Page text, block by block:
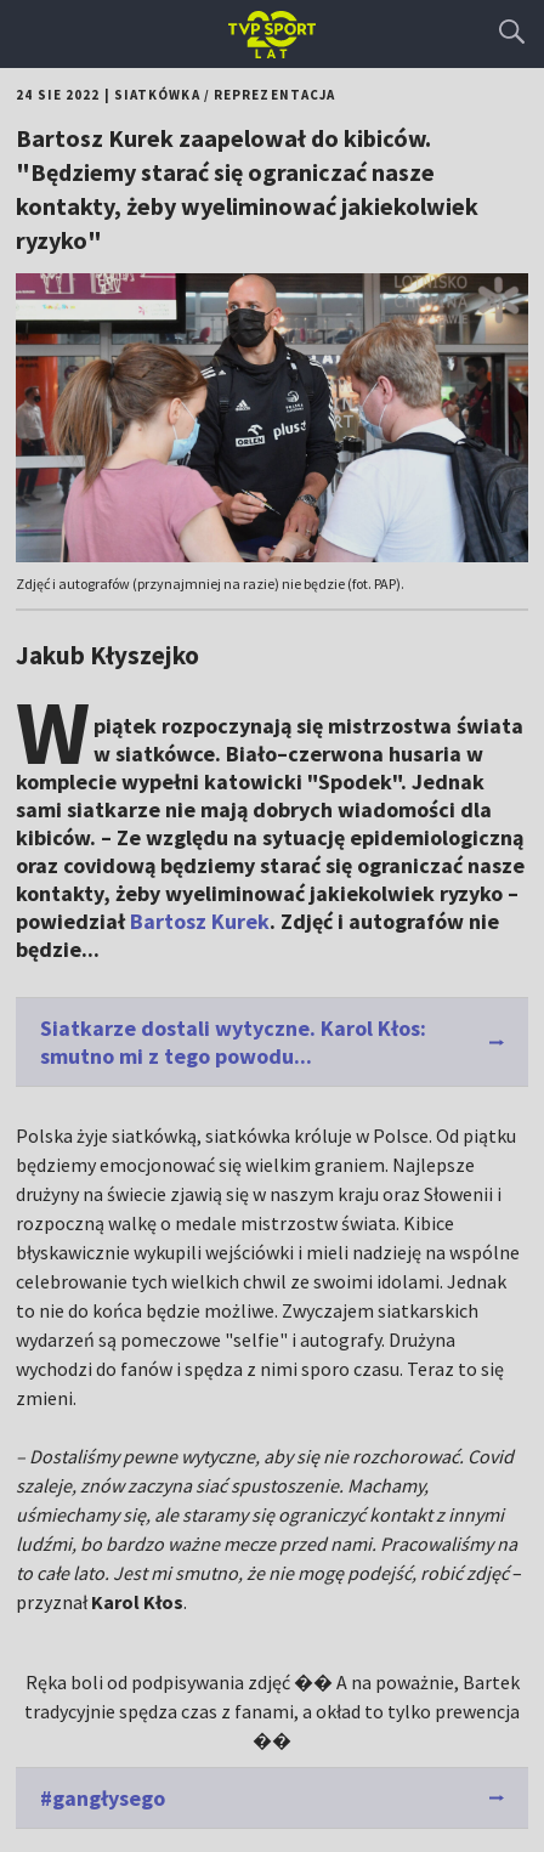
24 SIE 2022 SIATKÓWKA/ REPREZENTACJA
Bartosz Kurek zaapelował do kibiców.
"Będziemy starać się ograniczać nasze
kontakty, żeby wyeliminować jakiekolwiek
ryzyko"
Zdjęć i autografów (przynajmniej na razie) nie będzie (fot. PAP).
Jakub Kłyszejko
W piątek rozpoczynają się mistrzostwa świata
w siatkówce. Biało–czerwona husaria w
komplecie wypełni katowicki "Spodek". Jednak
sami siatkarze nie mają dobrych wiadomości dla
kibiców. – Ze względu na sytuację epidemiologiczną
oraz covidową będziemy starać się ograniczać nasze
kontakty, żeby wyeliminować jakiekolwiek ryzyko –
powiedziałBartosz Kurek. Zdjęć i autografów nie
będzie...
Siatkarze dostali wytyczne. Karol Kłos:
smutno mi z tego powodu...
Polska żyje siatkówką, siatkówka króluje w Polsce. Od piątku
będziemy emocjonować się wielkim graniem. Najlepsze
drużyny na świecie zjawią się w naszym kraju oraz Słowenii i
rozpoczną walkę o medale mistrzostw świata. Kibice
błyskawicznie wykupili wejściówki i mieli nadzieję na wspólne
celebrowanie tych wielkich chwil ze swoimi idolami. Jednak
to nie do końca będzie możliwe. Zwyczajem siatkarskich
wydarzeń są pomeczowe "selfie" i autografy. Drużyna
wychodzi do fanów i spędza z nimi sporo czasu. Teraz to się
zmieni.
– Dostaliśmy pewne wytyczne, aby się nie rozchorować. Covid
szaleje, znów zaczyna siać spustoszenie. Machamy,
uśmiechamy się, ale staramy się ograniczyć kontakt z innymi
ludźmi, bo bardzo ważne mecze przed nami. Pracowaliśmy na
to całe lato. Jest mi smutno, że nie mogę podejść, robić zdjęć–
przyznałKarol Kłos.
Ręka boli od podpisywania zdjęć �� A na poważnie, Bartek
tradycyjnie spędza czas z fanami, a okład to tylko prewencja
��
#gangłysego